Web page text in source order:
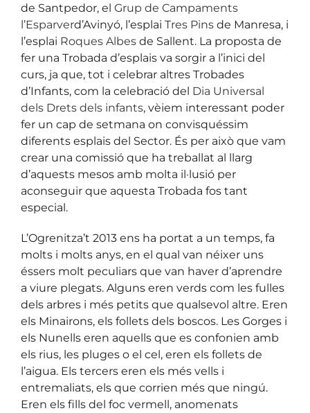
de Santpedor, el Grup de Campaments
l’Esparverd’Avinyó, l’esplai Tres Pins de Manresa, i
l’esplai Roques Albes de Sallent. La proposta de
fer una Trobada d’esplais va sorgir a l’inici del
curs, ja que, tot i celebrar altres Trobades
d’Infants, com la celebració del Dia Universal
dels Drets dels infants, vèiem interessant poder
fer un cap de setmana on convisquéssim
diferents esplais del Sector. És per això que vam
crear una comissió que ha treballat al llarg
d’aquests mesos amb molta il·lusió per
aconseguir que aquesta Trobada fos tant
especial.
L’Ogrenitza’t 2013 ens ha portat a un temps, fa
molts i molts anys, en el qual van néixer uns
éssers molt peculiars que van haver d’aprendre
a viure plegats. Alguns eren verds com les fulles
dels arbres i més petits que qualsevol altre. Eren
els Minairons, els follets dels boscos. Les Gorges i
els Nunells eren aquells que es confonien amb
els rius, les pluges o el cel, eren els follets de
l’aigua. Els tercers eren els més vells i
entremaliats, els que corrien més que ningú.
Eren els fills del foc vermell, anomenats